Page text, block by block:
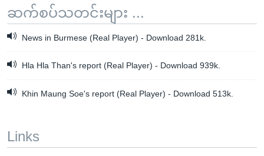
ဆက်စပ်သတင်းများ ...
News in Burmese (Real Player) - Download 281k.
Hla Hla Than's report (Real Player) - Download 939k.
Khin Maung Soe's report (Real Player) - Download 513k.
Links